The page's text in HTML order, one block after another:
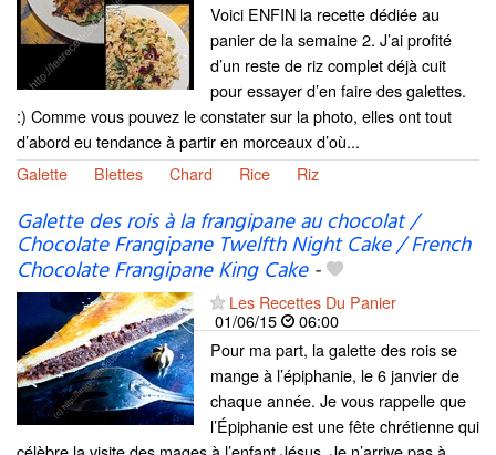
Voici ENFIN la recette dédiée au
panier de la semaine 2. J’ai profité
d’un reste de riz complet déjà cuit
pour essayer d’en faire des galettes.
:) Comme vous pouvez le constater sur la photo, elles ont tout
d’abord eu tendance à partir en morceaux d’où...
Galette
Blettes Chard Rice Riz
Galette des rois à la frangipane au chocolat /
Chocolate Frangipane Twelfth Night Cake / French
Chocolate Frangipane King Cake-
Les Recettes Du Panier
01/06/15
06:00
Pour ma part, la galette des rois se
mange à l’épiphanie, le 6 janvier de
chaque année. Je vous rappelle que
l’Épiphanie est une fête chrétienne qui